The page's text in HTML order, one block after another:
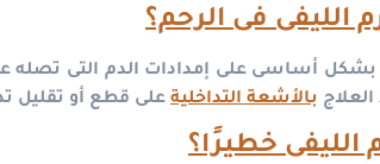
الليفى فى الرحم؟
أساسى على إمدادات الدم التى تصله عبر
بالأشعة التداخلية على قطع أو تقليل
الليفى خطيرًا؟